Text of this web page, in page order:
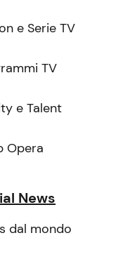
e Serie TV
TV
e Talent
Opera
News
dal mondo